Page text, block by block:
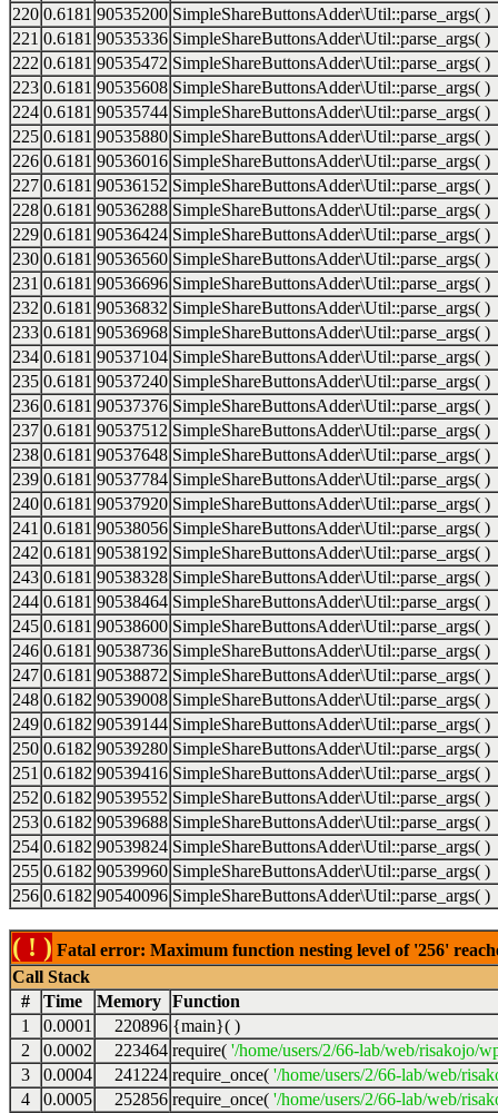
220 0.6181 90535200 SimpleShareButtonsAdder\Util::parse_args( )
221 0.6181 90535336 SimpleShareButtonsAdder\Util::parse_args( )
222 0.6181 90535472 SimpleShareButtonsAdder\Util::parse_args( )
223 0.6181 90535608 SimpleShareButtonsAdder\Util::parse_args( )
224 0.6181 90535744 SimpleShareButtonsAdder\Util::parse_args( )
225 0.6181 90535880 SimpleShareButtonsAdder\Util::parse_args( )
226 0.6181 90536016 SimpleShareButtonsAdder\Util::parse_args( )
227 0.6181 90536152 SimpleShareButtonsAdder\Util::parse_args( )
228 0.6181 90536288 SimpleShareButtonsAdder\Util::parse_args( )
229 0.6181 90536424 SimpleShareButtonsAdder\Util::parse_args( )
230 0.6181 90536560 SimpleShareButtonsAdder\Util::parse_args( )
231 0.6181 90536696 SimpleShareButtonsAdder\Util::parse_args( )
232 0.6181 90536832 SimpleShareButtonsAdder\Util::parse_args( )
233 0.6181 90536968 SimpleShareButtonsAdder\Util::parse_args( )
234 0.6181 90537104 SimpleShareButtonsAdder\Util::parse_args( )
235 0.6181 90537240 SimpleShareButtonsAdder\Util::parse_args( )
236 0.6181 90537376 SimpleShareButtonsAdder\Util::parse_args( )
237 0.6181 90537512 SimpleShareButtonsAdder\Util::parse_args( )
238 0.6181 90537648 SimpleShareButtonsAdder\Util::parse_args( )
239 0.6181 90537784 SimpleShareButtonsAdder\Util::parse_args( )
240 0.6181 90537920 SimpleShareButtonsAdder\Util::parse_args( )
241 0.6181 90538056 SimpleShareButtonsAdder\Util::parse_args( )
242 0.6181 90538192 SimpleShareButtonsAdder\Util::parse_args( )
243 0.6181 90538328 SimpleShareButtonsAdder\Util::parse_args( )
244 0.6181 90538464 SimpleShareButtonsAdder\Util::parse_args( )
245 0.6181 90538600 SimpleShareButtonsAdder\Util::parse_args( )
246 0.6181 90538736 SimpleShareButtonsAdder\Util::parse_args( )
247 0.6181 90538872 SimpleShareButtonsAdder\Util::parse_args( )
248 0.6182 90539008 SimpleShareButtonsAdder\Util::parse_args( )
249 0.6182 90539144 SimpleShareButtonsAdder\Util::parse_args( )
250 0.6182 90539280 SimpleShareButtonsAdder\Util::parse_args( )
251 0.6182 90539416 SimpleShareButtonsAdder\Util::parse_args( )
252 0.6182 90539552 SimpleShareButtonsAdder\Util::parse_args( )
253 0.6182 90539688 SimpleShareButtonsAdder\Util::parse_args( )
254 0.6182 90539824 SimpleShareButtonsAdder\Util::parse_args( )
255 0.6182 90539960 SimpleShareButtonsAdder\Util::parse_args( )
256 0.6182 90540096 SimpleShareButtonsAdder\Util::parse_args( )
( ! ) Fatal error: Maximum function nesting level of '256'
Call Stack
#
Time Memory Function
1
0.0001 220896 {main}( )
2
0.0002 223464 require( '/home/users/2/66-lab/web/risakojo/
3
0.0004 241224 require_once( '/home/users/2/66-lab/web/
4
0.0005 252856 require_once( '/home/users/2/66-lab/web/